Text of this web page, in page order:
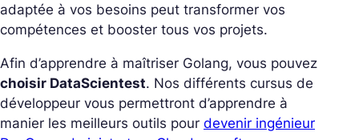
adaptée à vos besoins peut transformer vos
compétences et booster tous vos projets.
Afin d’apprendre à maîtriser Golang, vous pouvez
choisir DataScientest. Nos différents cursus de
développeur vous permettront d’apprendre à
manier les meilleurs outils pour devenir ingénieur